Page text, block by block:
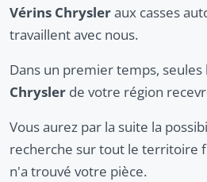
Vérins Chrysleraux casses
travaillent avec nous.
Dans un premier temps, seules
Chrysler de votre région
Vous aurez par la suite la
recherche sur tout le territoire
n'a trouvé votre pièce.